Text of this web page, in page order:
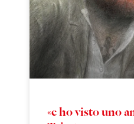
«e ho visto uno